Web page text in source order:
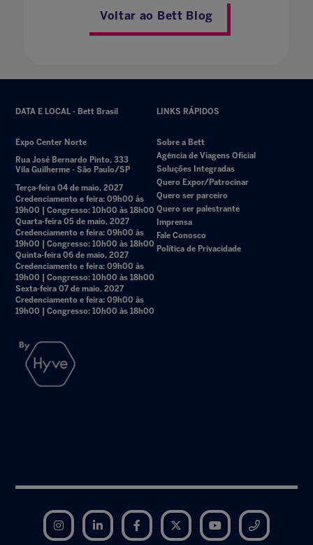
Voltar ao Bett Blog
DATA E LOCAL - Bett Brasil
Expo Center Norte
Rua José Bernardo Pinto, 333
Vila Guilherme - São Paulo/SP
Terça-feira 04 de maio, 2027
Credenciamento e feira: 09h00 às
19h00 | Congresso: 10h00 às 18h00
Quarta-feira 05 de maio, 2027
Credenciamento e feira: 09h00 às
19h00 | Congresso: 10h00 às 18h00
Quinta-feira 06 de maio, 2027
Credenciamento e feira: 09h00 às
19h00 | Congresso: 10h00 às 18h00
Sexta-feira 07 de maio, 2027
Credenciamento e feira: 09h00 às
19h00 | Congresso: 10h00 às 18h00
LINKS RÁPIDOS
Sobre a Bett
Agência de Viagens Oficial
Soluções Integradas
Quero Expor/Patrocinar
Quero ser parceiro
Quero ser palestrante
Imprensa
Fale Conosco
Política de Privacidade
Instagram LinkedIn Facebook Twitter YouTube